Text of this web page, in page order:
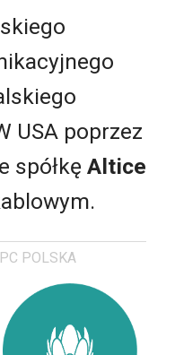
USA poprzez
spółkę Altice
POLSKA